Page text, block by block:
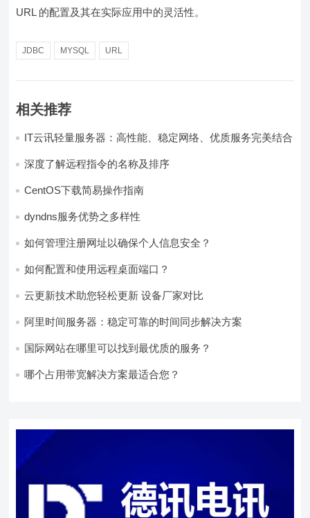
URL 的配置及其在实际应用中的灵活性。
JDBC MYSQL URL
相关推荐
IT云讯轻量服务器：高性能、稳定网络、优质服务完美结合
深度了解远程指令的名称及排序
CentOS下载简易操作指南
dyndns服务优势之多样性
如何管理注册网址以确保个人信息安全？
如何配置和使用远程桌面端口？
云更新技术助您轻松更新 设备厂家对比
阿里时间服务器：稳定可靠的时间同步解决方案
国际网站在哪里可以找到最优质的服务？
哪个占用带宽解决方案最适合您？